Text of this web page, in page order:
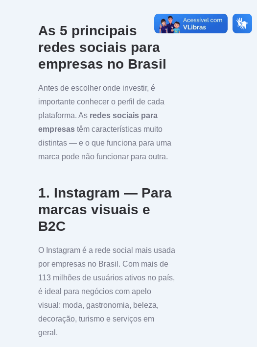
As 5 principais
redes sociais para
empresas no Brasil
Antes de escolher onde investir, é
importante conhecer o perfil de cada
plataforma. As redes sociais para
empresas têm características muito
distintas — e o que funciona para uma
marca pode não funcionar para outra.
1. Instagram — Para
marcas visuais e
B2C
O Instagram é a rede social mais usada
por empresas no Brasil. Com mais de
113 milhões de usuários ativos no país,
é ideal para negócios com apelo
visual: moda, gastronomia, beleza,
decoração, turismo e serviços em
geral.